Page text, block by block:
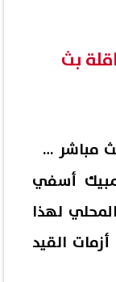
2026 والقناة الناقلة بث
مباشر هو
أسفي
لهذا
القيد
أكبر متجر إلكترونى
ترد بشكل عنيف